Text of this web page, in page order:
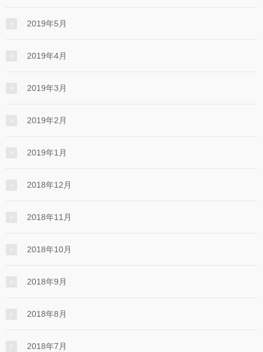
2019年5月
2019年4月
2019年3月
2019年2月
2019年1月
2018年12月
2018年11月
2018年10月
2018年9月
2018年8月
2018年7月